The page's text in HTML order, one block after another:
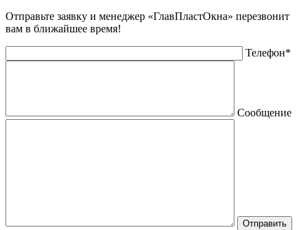
Отправьте заявку и менеджер «ГлавПластОкна» перезвонит
вам в ближайшее время!
Телефон*
Сообщение